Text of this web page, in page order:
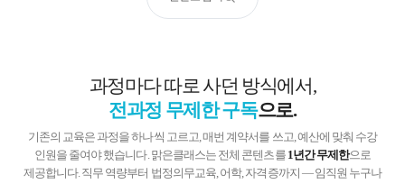
과정마다 따로 사던 방식에서,
전과정 무제한 구독으로.
기존의 교육은 과정을 하나씩 고르고, 매번 계약서를 쓰고, 예산에 맞춰 수강
인원을 줄여야 했습니다. 맑은클래스는 전체 콘텐츠를 1년간 무제한으로
제공합니다. 직무 역량부터 법정의무교육, 어학, 자격증까지 — 임직원 누구나